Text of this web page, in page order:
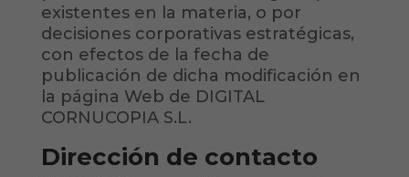
existentes en la materia, o por
decisiones corporativas estratégicas,
con efectos de la fecha de
publicación de dicha modificación en
la página Web de DIGITAL
CORNUCOPIA S.L.
Dirección de contacto